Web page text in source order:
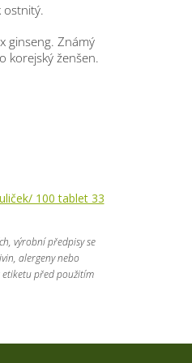
ostnitý.
ginseng. Známý
korejský ženšen.
100 tablet 33
výrobní předpisy se
alergeny nebo
před použitím